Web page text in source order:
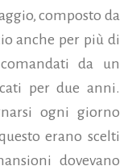
composto da
anche per più di
da un
per due anni.
ogni giorno
erano scelti
dovevano